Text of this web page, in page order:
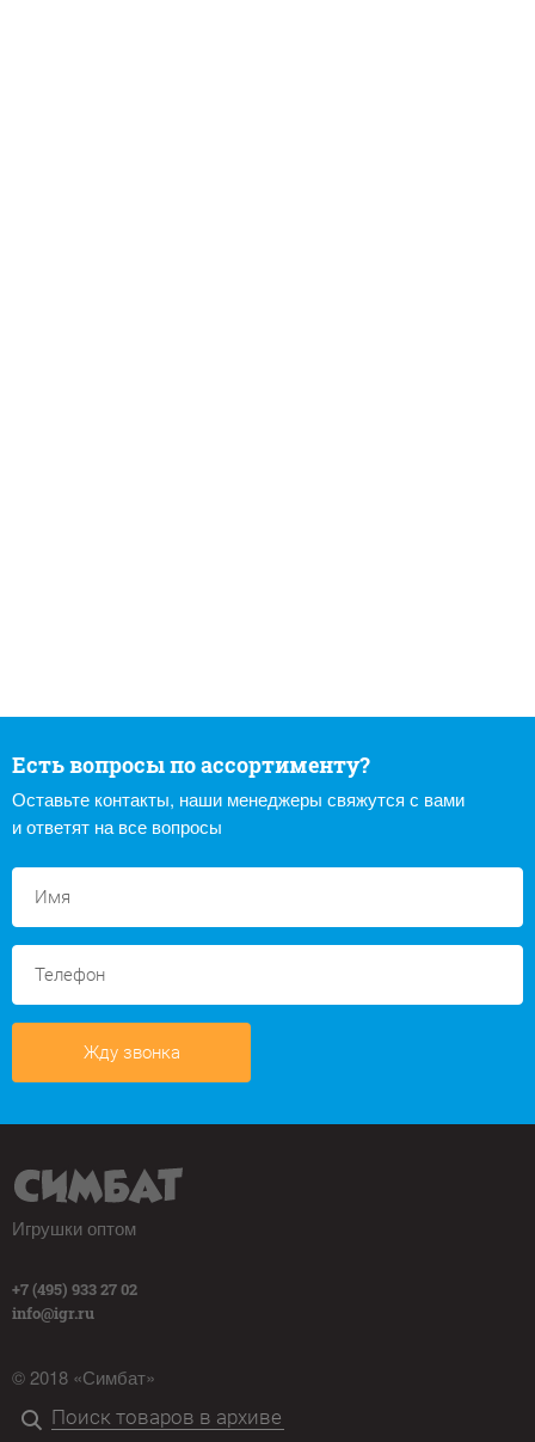
Есть вопросы по ассортименту?
Оставьте контакты, наши менеджеры свяжутся с вами
и ответят на все вопросы
Жду звонка
Игрушки оптом
+7 (495) 933 27 02
info@igr.ru
© 2018 «Симбат»